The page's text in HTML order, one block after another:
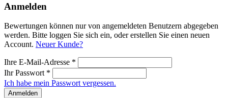
Anmelden
Bewertungen können nur von angemeldeten Benutzern abgegeben
werden. Bitte loggen Sie sich ein, oder erstellen Sie einen neuen
Account. Neuer Kunde?
Ihre E-Mail-Adresse *
Ihr Passwort *
Ich habe mein Passwort vergessen.
Anmelden